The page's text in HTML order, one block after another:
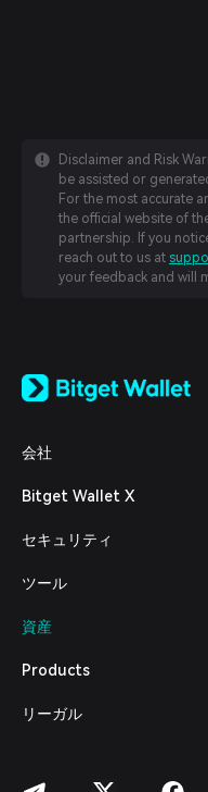
Disclaimer and Risk
be assisted or
For the most accurate
the official website of
partnership. If you
reach out to us at
your feedback and will
日本語
Español (Latinoamérica)
Italiano
Deutsch
繁體中文
Bahasa Indonesia
会社
Bitget Wallet X
セキュリティ
ツール
資産
Products
リーガル